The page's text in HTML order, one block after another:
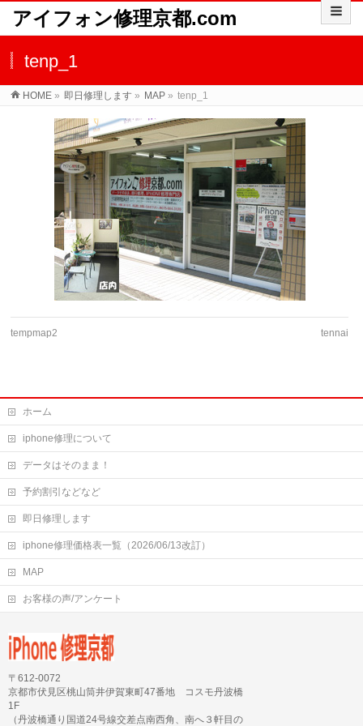
アイフォン修理京都.com
tenp_1
HOME » 即日修理します » MAP » tenp_1
tempmap2 tennai
ホーム
iphone修理について
データはそのまま！
予約割引などなど
即日修理します
iphone修理価格表一覧（2026/06/13改訂）
MAP
お客様の声/アンケート
〒612-0072
京都市伏見区桃山筒井伊賀東町47番地 コスモ丹波橋
1F
（丹波橋通り国道24号線交差点南西角、南へ３軒目の